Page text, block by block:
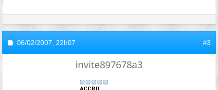
06/02/2007, 22h07 #3
invite897678a3